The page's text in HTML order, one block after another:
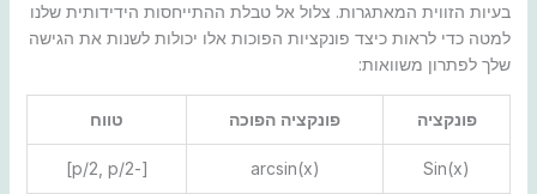
בעיות הזווית המאתגרות. צלול אל טבלת ההתייחסות הידידותית שלנו
למטה כדי לראות כיצד פונקציות הפוכות אלו יכולות לשנות את הגישה
שלך לפתרון משוואות:
פונקציה פונקציה הפוכה טווח
Sin(x)
arcsin(x)
[-p/2, p/2]